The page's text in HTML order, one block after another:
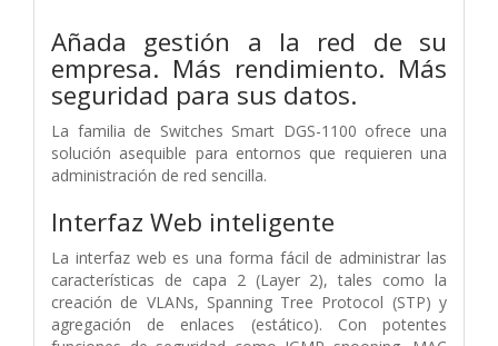
Añada gestión a la red de su
empresa. Más rendimiento. Más
seguridad para sus datos.
La familia de Switches Smart DGS-1100 ofrece una
solución asequible para entornos que requieren una
administración de red sencilla.
Interfaz Web inteligente
La interfaz web es una forma fácil de administrar las
características de capa 2 (Layer 2), tales como la
creación de VLANs, Spanning Tree Protocol (STP) y
agregación de enlaces (estático). Con potentes